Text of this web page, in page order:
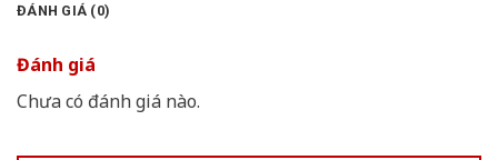
ĐÁNH GIÁ (0)
Đánh giá
Chưa có đánh giá nào.